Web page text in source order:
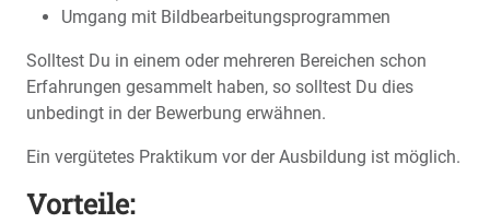
Umgang mit Bildbearbeitungsprogrammen
Solltest Du in einem oder mehreren Bereichen schon
Erfahrungen gesammelt haben, so solltest Du dies
unbedingt in der Bewerbung erwähnen.
Ein vergütetes Praktikum vor der Ausbildung ist möglich.
Vorteile: